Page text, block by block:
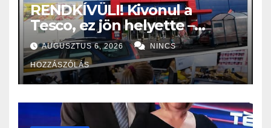
RENDKÍVÜLI! Kivonul a
Tesco, ez jön helyette –
Hatalmas a felháborodás az
országban:
AUGUSZTUS 6, 2026 NINCS
HOZZÁSZÓLÁS